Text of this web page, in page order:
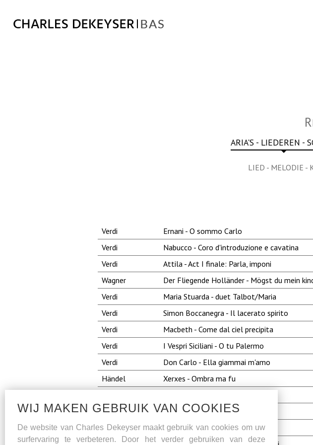
R
ARIA'S - LIEDEREN -
LIED - MELODIE -
Verdi Ernani - O sommo Carlo
Verdi
Nabucco - Coro d'introduzione e cavatina
Verdi
Attila - Act I finale: Parla, imponi
Wagner
Der Fliegende Holländer - Mögst du mein
Verdi
Maria Stuarda - duet Talbot/Maria
Verdi
Simon Boccanegra - Il lacerato spirito
Verdi
Macbeth - Come dal ciel precipita
Verdi
I Vespri Siciliani - O tu Palermo
Verdi
Don Carlo - Ella giammai m'amo
Händel
Xerxes - Ombra ma fu
Rossini
Il Barbiere di Siviglia - La Calunnia
Purcell
King Arthur - What power art thou
WIJ MAKEN GEBRUIK VAN COOKIES
De website van Charles Dekeyser maakt gebruik van cookies om uw
surfervaring te verbeteren. Door het verder gebruiken van deze